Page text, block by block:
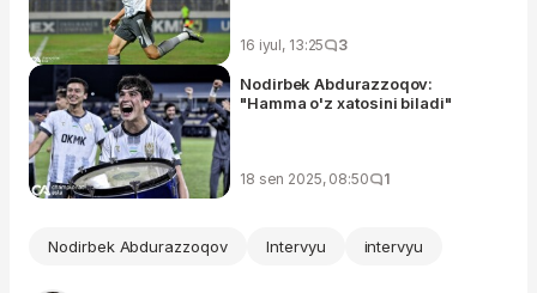
16 iyul, 13:25 3
Nodirbek Abdurazzoqov:
"Hamma o'z xatosini biladi"
18 sen 2025, 08:50 1
Nodirbek Abdurazzoqov Intervyu intervyu